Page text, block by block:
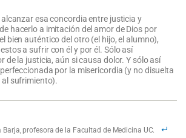
esa concordia entre justicia y
hacerlo a imitación del amor de Dios por
bien auténtico del otro (el hijo, el alumno),
a sufrir con él y por él. Sólo así
de la justicia, aún si causa dolor. Y sólo así
por la misericordia (y no disuelta
sufrimiento).
Barja, profesora de la Facultad de Medicina UC.